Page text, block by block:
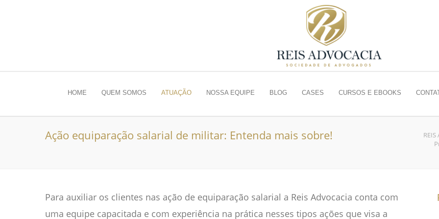
HOME QUEM SOMOS ATUAÇÃO NOSSA EQUIPE BLOG CASES CURSOS E EBOOKS
Ação equiparação salarial de militar: Entenda mais sobre! REIS
Para auxiliar os clientes nas ação de equiparação salarial a Reis Advocacia conta com
uma equipe capacitada e com experiência na prática nesses tipos ações que visa a